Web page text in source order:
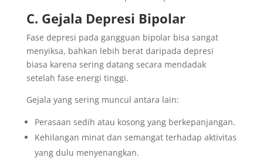
C. Gejala Depresi Bipolar
Fase depresi pada gangguan bipolar bisa sangat
menyiksa, bahkan lebih berat daripada depresi
biasa karena sering datang secara mendadak
setelah fase energi tinggi.
Gejala yang sering muncul antara lain:
Perasaan sedih atau kosong yang berkepanjangan.
Kehilangan minat dan semangat terhadap aktivitas
yang dulu menyenangkan.